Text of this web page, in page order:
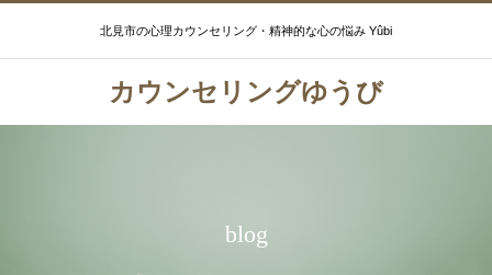
北見市の心理カウンセリング・精神的な心の悩み Yûbi
カウンセリングゆうび
blog